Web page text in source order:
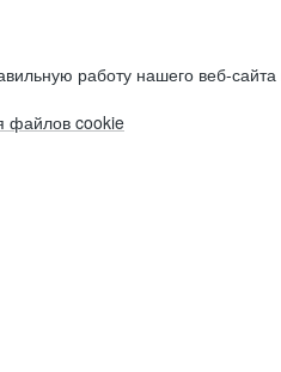
работу нашего веб-сайта
файлов cookie